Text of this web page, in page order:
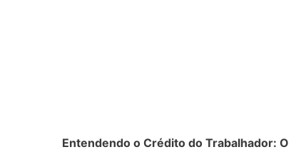
Entendendo o Crédito do Trabalhador: